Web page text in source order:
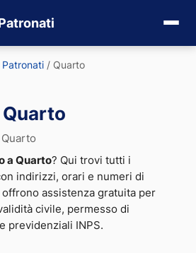
Patronati / Quarto
a Quarto? Qui trovi tutti i
indirizzi, orari e numeri di
assistenza gratuita per
civile, permesso di
previdenziali INPS.